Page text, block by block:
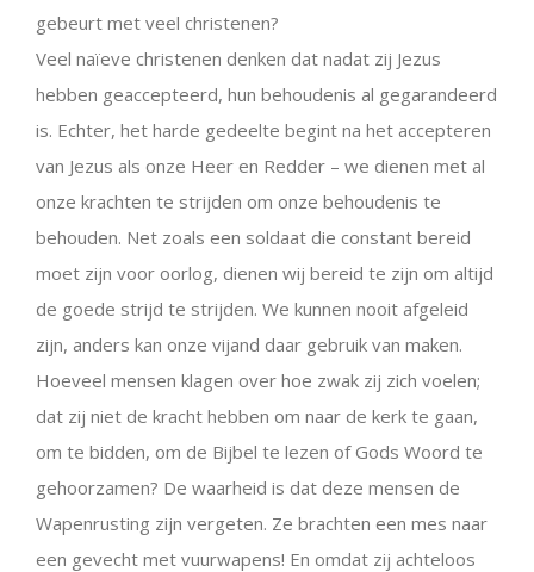
gebeurt met veel christenen?
Veel naïeve christenen denken dat nadat zij Jezus
hebben geaccepteerd, hun behoudenis al gegarandeerd
is. Echter, het harde gedeelte begint na het accepteren
van Jezus als onze Heer en Redder – we dienen met al
onze krachten te strijden om onze behoudenis te
behouden. Net zoals een soldaat die constant bereid
moet zijn voor oorlog, dienen wij bereid te zijn om altijd
de goede strijd te strijden. We kunnen nooit afgeleid
zijn, anders kan onze vijand daar gebruik van maken.
Hoeveel mensen klagen over hoe zwak zij zich voelen;
dat zij niet de kracht hebben om naar de kerk te gaan,
om te bidden, om de Bijbel te lezen of Gods Woord te
gehoorzamen? De waarheid is dat deze mensen de
Wapenrusting zijn vergeten. Ze brachten een mes naar
een gevecht met vuurwapens! En omdat zij achteloos